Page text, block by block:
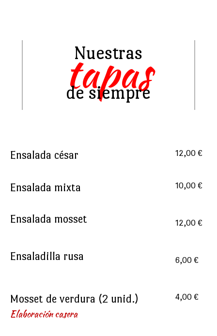
Nuestras
tapas
de siempre
Ensalada césar 12,00 €
Ensalada mixta 10,00 €
Ensalada mosset 12,00 €
Ensaladilla rusa 6,00 €
Mosset de verdura (2 unid.)
Elaboración casera
4,00 €